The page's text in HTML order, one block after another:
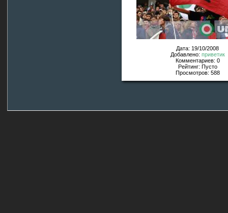
Дата: 19/10/2008
Добавлено: приветик
Комментариев: 0
Рейтинг: Пусто
Просмотров: 588